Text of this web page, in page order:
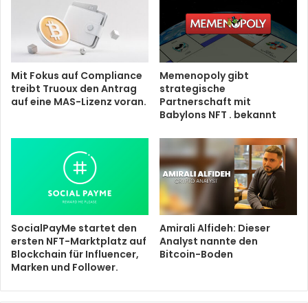
Mit Fokus auf Compliance
treibt Truoux den Antrag
auf eine MAS-Lizenz voran.
Memenopoly gibt
strategische
Partnerschaft mit
Babylons NFT . bekannt
SocialPayMe startet den
ersten NFT-Marktplatz auf
Blockchain für Influencer,
Marken und Follower.
Amirali Alfideh: Dieser
Analyst nannte den
Bitcoin-Boden